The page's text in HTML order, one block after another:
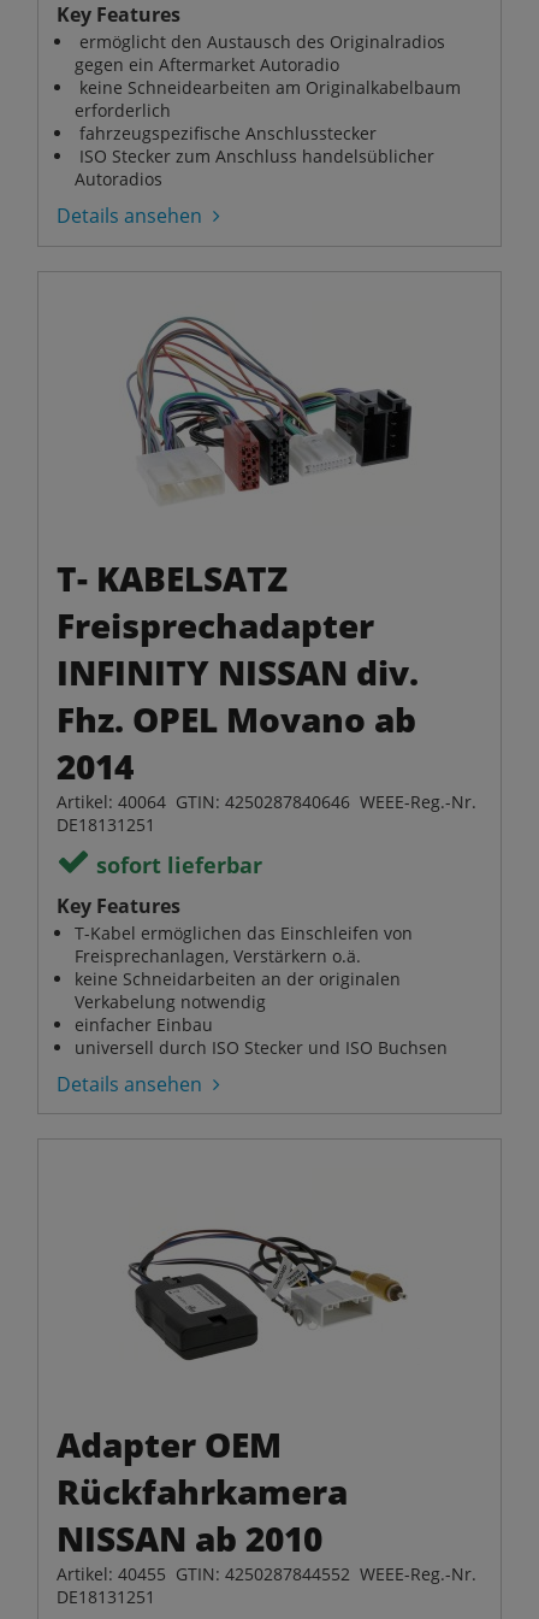
Key Features
ermöglicht den Austausch des Originalradios
gegen ein Aftermarket Autoradio
keine Schneidearbeiten am Originalkabelbaum
erforderlich
fahrzeugspezifische Anschlusstecker
ISO Stecker zum Anschluss handelsüblicher
Autoradios
Details ansehen
T- KABELSATZ
Freisprechadapter
INFINITY NISSAN div.
Fhz. OPEL Movano ab
2014
Artikel: 40064 GTIN: 4250287840646 WEEE-Reg.-Nr.
DE18131251
sofort lieferbar
Key Features
T-Kabel ermöglichen das Einschleifen von
Freisprechanlagen, Verstärkern o.ä.
keine Schneidarbeiten an der originalen
Verkabelung notwendig
einfacher Einbau
universell durch ISO Stecker und ISO Buchsen
Details ansehen
Adapter OEM
Rückfahrkamera
NISSAN ab 2010
Artikel: 40455 GTIN: 4250287844552 WEEE-Reg.-Nr.
DE18131251